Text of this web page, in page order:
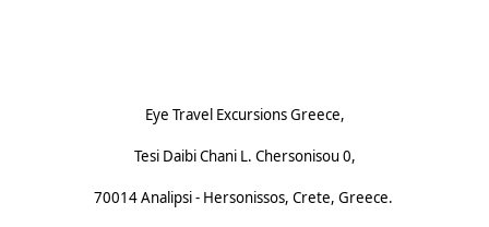
Eye Travel Excursions Greece,
Tesi Daibi Chani L. Chersonisou 0,
70014 Analipsi - Hersonissos, Crete, Greece.